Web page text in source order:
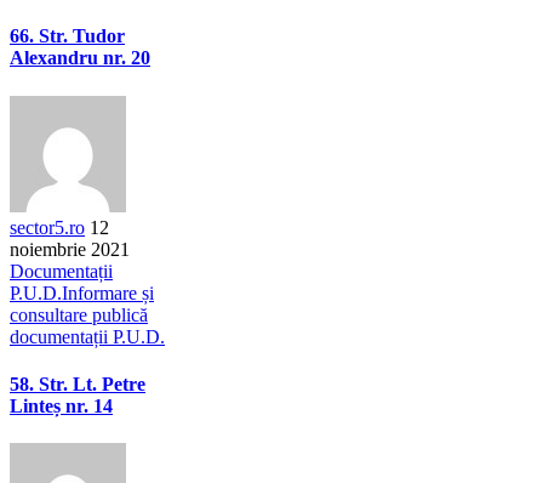
66. Str. Tudor
Alexandru nr. 20
sector5.ro 12
noiembrie 2021
Documentații
P.U.D.Informare și
consultare publică
documentații P.U.D.
58. Str. Lt. Petre
Linteș nr. 14